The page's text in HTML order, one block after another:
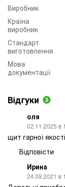
Виробник
Країна
виробник
Стандарт
виготовлення
Мова
документації
Відгуки 3
оля
02.11.2025 в
щит гарної
Відповісти
Ирина
24.09.2021 в